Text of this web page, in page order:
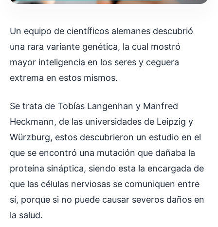
Un equipo de científicos alemanes descubrió
una rara variante genética, la cual mostró
mayor inteligencia en los seres y ceguera
extrema en estos mismos.
Se trata de Tobías Langenhan y Manfred
Heckmann, de las universidades de Leipzig y
Würzburg, estos descubrieron un estudio en el
que se encontró una mutación que dañaba la
proteína sináptica, siendo esta la encargada de
que las células nerviosas se comuniquen entre
sí, porque si no puede causar severos daños en
la salud.